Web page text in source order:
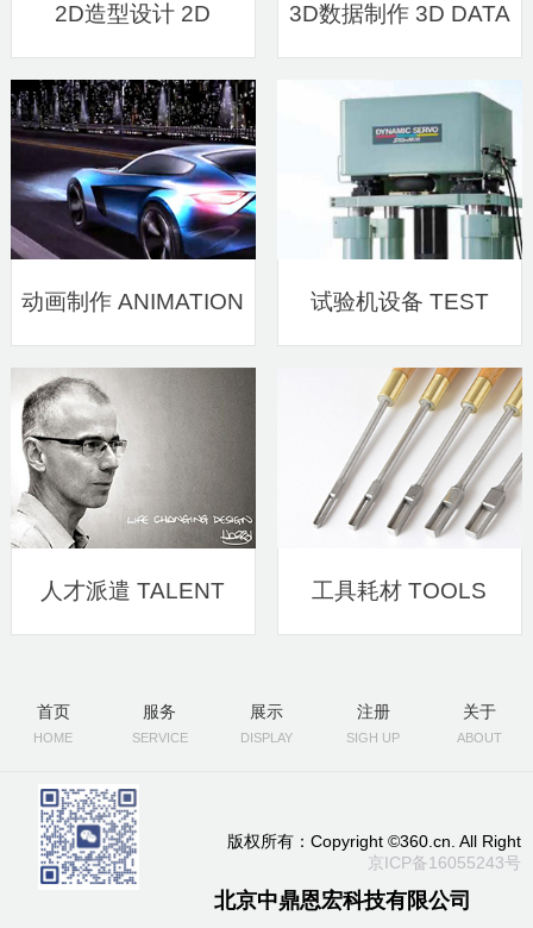
2D造型设计 2D
DESIGN
3D数据制作 3D DATA
动画制作 ANIMATION 试验机设备 TEST
MACHINE
人才派遣 TALENT 工具耗材 TOOLS
首页
HOME
服务
SERVICE
展示
DISPLAY
注册
SIGH UP
关于
ABOUT
版权所有：Copyright ©360.cn. All Right
京ICP备16055243号
北京中鼎恩宏科技有限公司